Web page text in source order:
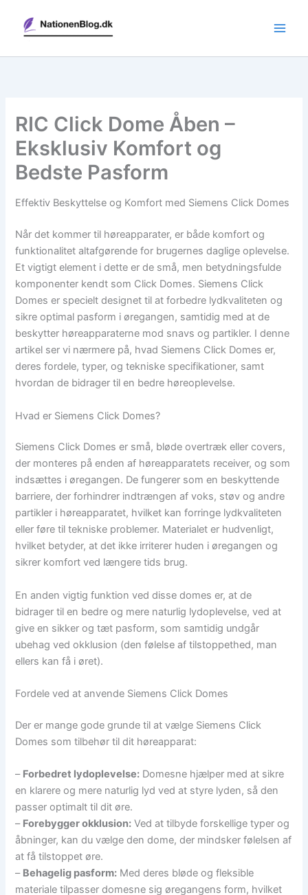
indholdet
RIC Click Dome Åben –
Eksklusiv Komfort og
Bedste Pasform
Effektiv Beskyttelse og Komfort med Siemens Click Domes
Når det kommer til høreapparater, er både komfort og
funktionalitet altafgørende for brugernes daglige oplevelse.
Et vigtigt element i dette er de små, men betydningsfulde
komponenter kendt som Click Domes. Siemens Click
Domes er specielt designet til at forbedre lydkvaliteten og
sikre optimal pasform i øregangen, samtidig med at de
beskytter høreapparaterne mod snavs og partikler. I denne
artikel ser vi nærmere på, hvad Siemens Click Domes er,
deres fordele, typer, og tekniske specifikationer, samt
hvordan de bidrager til en bedre høreoplevelse.
Hvad er Siemens Click Domes?
Siemens Click Domes er små, bløde overtræk eller covers,
der monteres på enden af høreapparatets receiver, og som
indsættes i øregangen. De fungerer som en beskyttende
barriere, der forhindrer indtrængen af voks, støv og andre
partikler i høreapparatet, hvilket kan forringe lydkvaliteten
eller føre til tekniske problemer. Materialet er hudvenligt,
hvilket betyder, at det ikke irriterer huden i øregangen og
sikrer komfort ved længere tids brug.
En anden vigtig funktion ved disse domes er, at de
bidrager til en bedre og mere naturlig lydoplevelse, ved at
give en sikker og tæt pasform, som samtidig undgår
ubehag ved okklusion (den følelse af tilstoppethed, man
ellers kan få i øret).
Fordele ved at anvende Siemens Click Domes
Der er mange gode grunde til at vælge Siemens Click
Domes som tilbehør til dit høreapparat:
– Forbedret lydoplevelse: Domesne hjælper med at sikre
en klarere og mere naturlig lyd ved at styre lyden, så den
passer optimalt til dit øre.
– Forebygger okklusion: Ved at tilbyde forskellige typer og
åbninger, kan du vælge den dome, der mindsker følelsen af
at få tilstoppet øre.
– Behagelig pasform: Med deres bløde og fleksible
materiale tilpasser domesne sig øregangens form, hvilket